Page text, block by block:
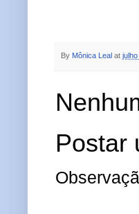
By Mônica Leal at julho
Postar